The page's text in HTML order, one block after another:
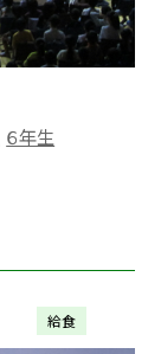
６年生
給食